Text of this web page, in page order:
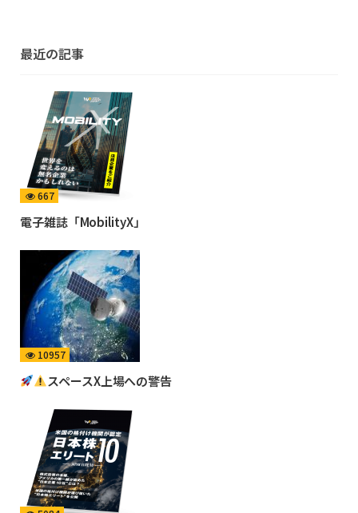
最近の記事
667
電子雑誌「MobilityX」
10957
スペースX上場への警告